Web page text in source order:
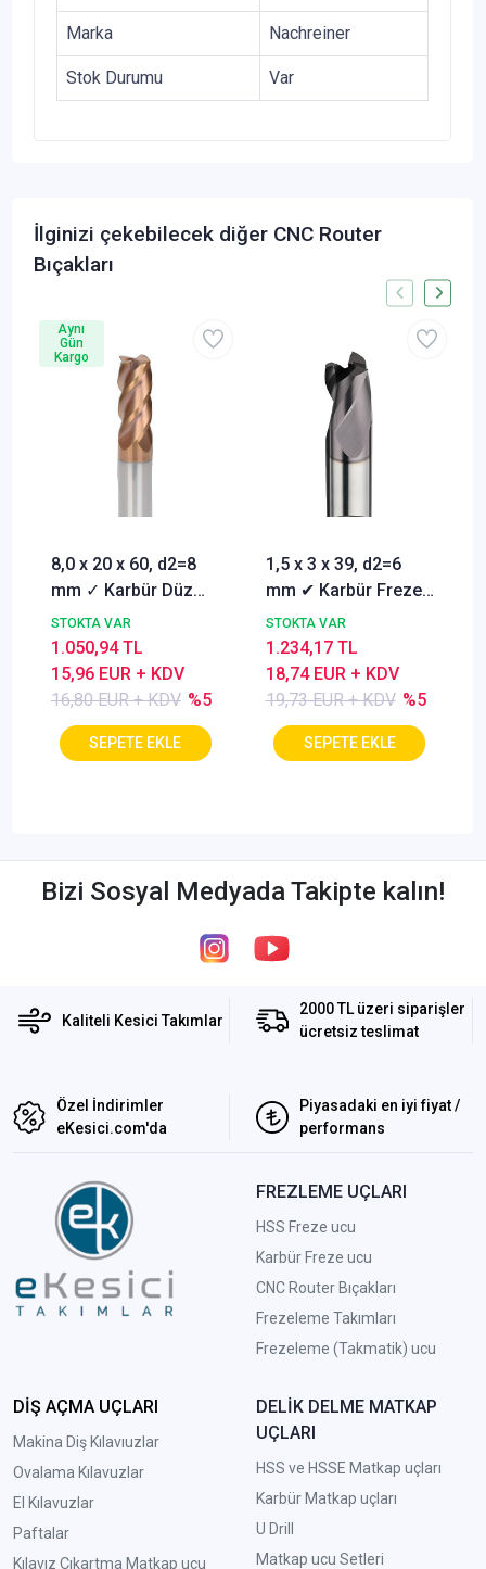
Marka Nachreiner
Stok Durumu Var
İlginizi çekebilecek diğer CNC Router
Bıçakları
8,0 x 20 x 60, d2=8
mm ✓ Karbür Düz
Freze, Parmak freze
ucu Z=4,TiSiN
Kaplamalı
STOKTA VAR
16,80 EUR + KDV %5
15,96 EUR + KDV
1.050,94 TL
Aynı
Gün
Kargo
1,5 x 3 x 39, d2=6
mm ✔ Karbür Freze
ucu, Z=3, Kaplamalı,
30°
STOKTA VAR
19,73 EUR + KDV %5
18,74 EUR + KDV
1.234,17 TL
Bizi Sosyal Medyada Takipte kalın!
Kaliteli Kesici Takımlar
2000 TL üzeri siparişler
ücretsiz teslimat
Özel İndirimler
eKesici.com'da
Piyasadaki en iyi fiyat /
performans
FREZLEME UÇLARI
HSS Freze ucu
Karbür Freze ucu
CNC Router Bıçakları
Frezeleme Takımları
Frezeleme (Takmatik) ucu
DİŞ AÇMA UÇLARI
Makina Diş Kılavıuzlar
Ovalama Kılavuzlar
El Kılavuzlar
Paftalar
Kılavız Çıkartma Matkap ucu
DELİK DELME MATKAP
UÇLARI
HSS ve HSSE Matkap uçları
Karbür Matkap uçları
U Drill
Matkap ucu Setleri